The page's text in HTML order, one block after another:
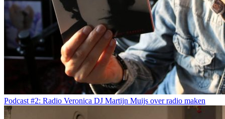
Podcast #2: Radio Veronica DJ Martijn Muijs over radio maken